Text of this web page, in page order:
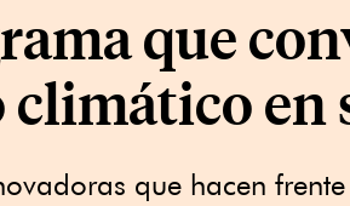
que
climático en
que hacen